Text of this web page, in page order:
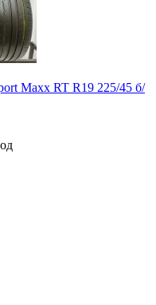
Maxx RT R19 225/45 б/